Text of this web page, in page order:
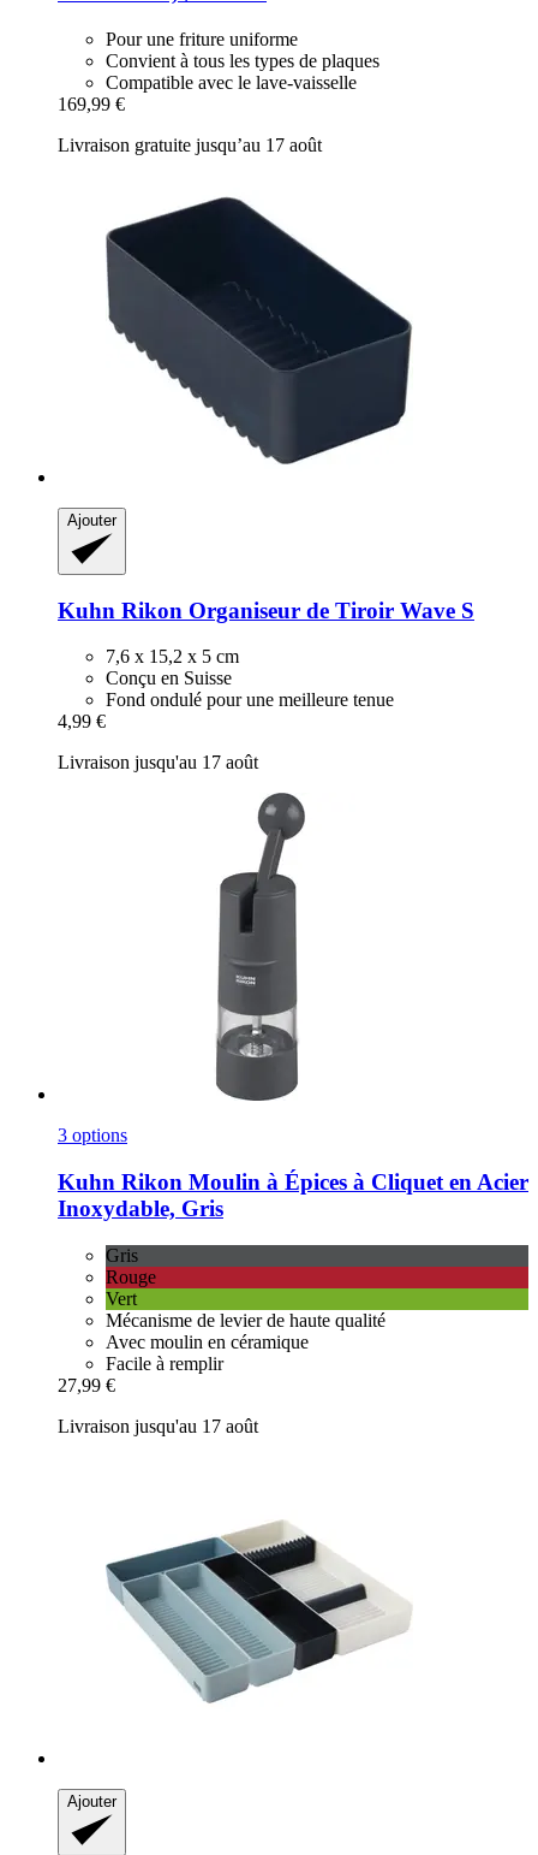
Pour une friture uniforme
Convient à tous les types de plaques
Compatible avec le lave-vaisselle
169,99 €
Livraison gratuite jusqu’au 17 août
Ajouter
Kuhn Rikon Organiseur de Tiroir Wave S
7,6 x 15,2 x 5 cm
Conçu en Suisse
Fond ondulé pour une meilleure tenue
4,99 €
Livraison jusqu'au 17 août
3 options
Kuhn Rikon Moulin à Épices à Cliquet en Acier
Inoxydable, Gris
Gris
Rouge
Vert
Mécanisme de levier de haute qualité
Avec moulin en céramique
Facile à remplir
27,99 €
Livraison jusqu'au 17 août
Ajouter